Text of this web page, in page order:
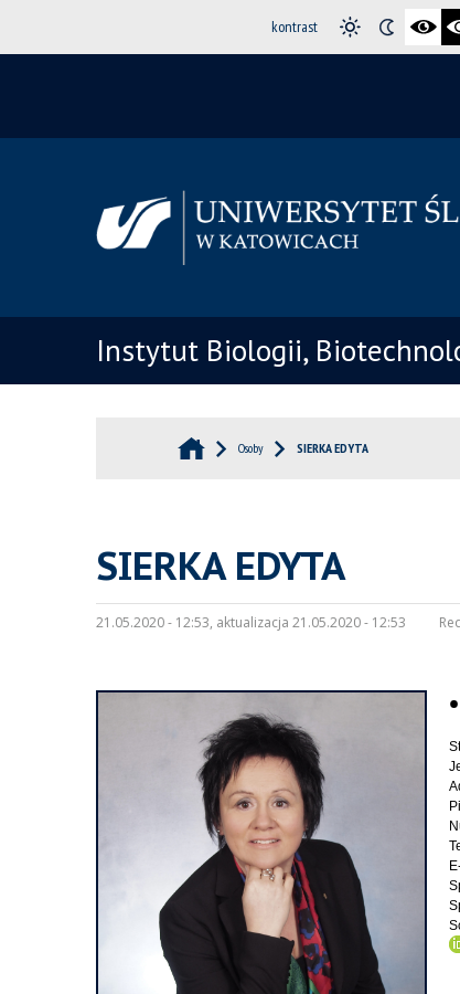
kontrast
Instytut Biologii,
Osoby SIERKA EDYTA
SIERKA EDYTA
21.05.2020 - 12:53, aktualizacja 21.05.2020 - 12:53